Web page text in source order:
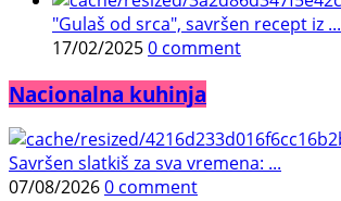
"Gulaš od srca", savršen recept iz ...
17/02/20250 comment
Nacionalna kuhinja
Savršen slatkiš za sva vremena: ...
07/08/20260 comment